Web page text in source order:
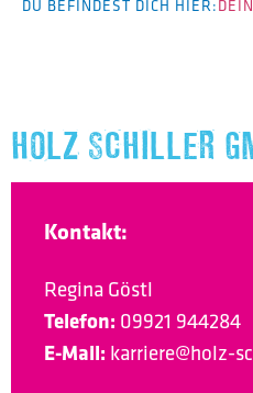
DU BEFINDEST DICH HIER:
HOLZ SCHILLER
Kontakt:
Regina Göstl
Telefon: 09921 944284
E-Mail: karriere@holz-